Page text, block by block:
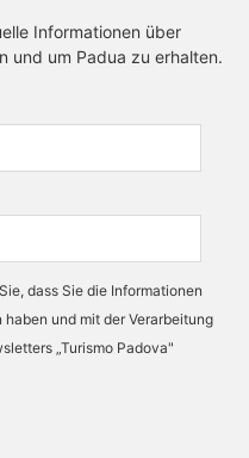
Informationen über
und um Padua zu erhalten.
dass Sie die Informationen
und mit der Verarbeitung
„Turismo Padova"